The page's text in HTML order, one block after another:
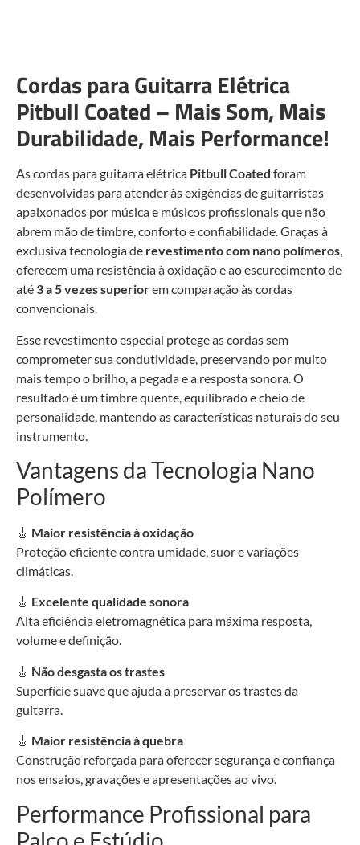
Cordas para Guitarra Elétrica
Pitbull Coated – Mais Som, Mais
Durabilidade, Mais Performance!
As cordas para guitarra elétrica Pitbull Coated foram
desenvolvidas para atender às exigências de guitarristas
apaixonados por música e músicos profissionais que não
abrem mão de timbre, conforto e confiabilidade. Graças à
exclusiva tecnologia de revestimento com nano polímeros,
oferecem uma resistência à oxidação e ao escurecimento de
até 3 a 5 vezes superiorem comparação às cordas
convencionais.
Esse revestimento especial protege as cordas sem
comprometer sua condutividade, preservando por muito
mais tempo o brilho, a pegada e a resposta sonora. O
resultado é um timbre quente, equilibrado e cheio de
personalidade, mantendo as características naturais do seu
instrumento.
Vantagens da Tecnologia Nano
Polímero
🎸 Maior resistência à oxidação
Proteção eficiente contra umidade, suor e variações
climáticas.
🎸 Excelente qualidade sonora
Alta eficiência eletromagnética para máxima resposta,
volume e definição.
🎸 Não desgasta os trastes
Superfície suave que ajuda a preservar os trastes da
guitarra.
🎸 Maior resistência à quebra
Construção reforçada para oferecer segurança e confiança
nos ensaios, gravações e apresentações ao vivo.
Performance Profissional para